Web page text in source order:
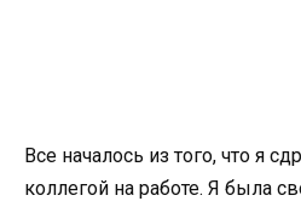
Все началось из того, что я
коллегой на работе. Я была